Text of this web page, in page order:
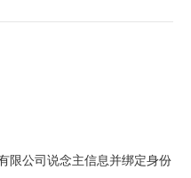
限公司说念主信息并绑定身份